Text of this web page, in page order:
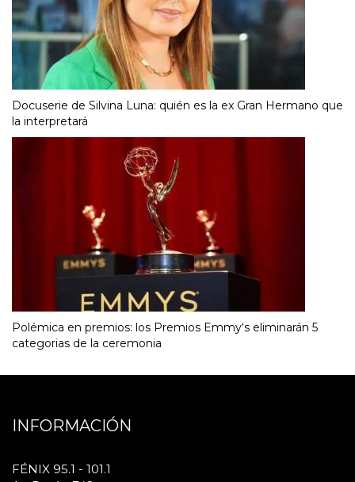
Docuserie de Silvina Luna: quién es la ex Gran Hermano que
la interpretará
Polémica en premios: los Premios Emmy‘s eliminarán 5
categorias de la ceremonia
INFORMACIÓN
FÉNIX 95.1 - 101.1